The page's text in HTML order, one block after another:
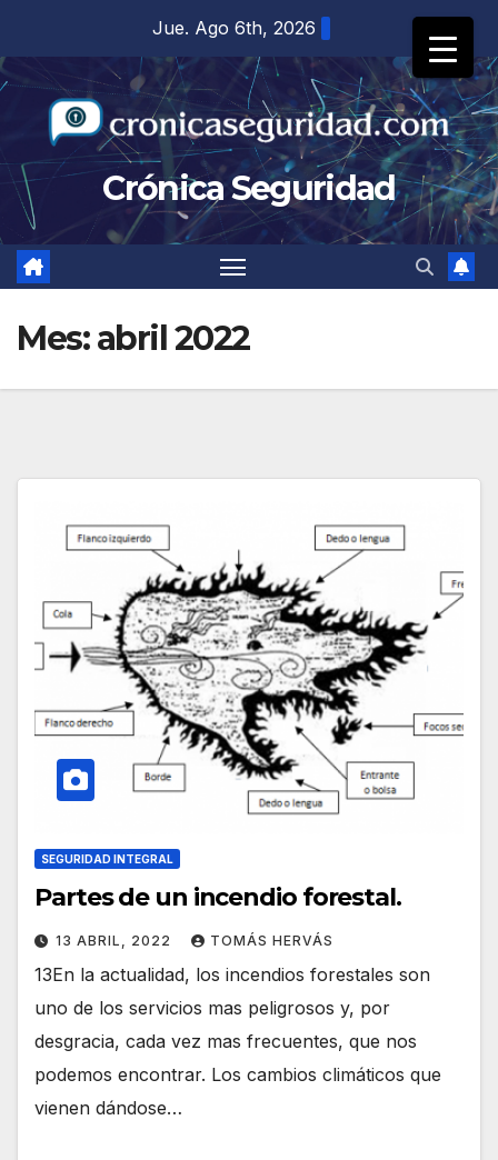
contenido
Jue. Ago 6th, 2026
Crónica Seguridad
Mes:abril 2022
SEGURIDAD INTEGRAL
Partes de un incendio forestal.
13 ABRIL, 2022 TOMÁS HERVÁS
13En la actualidad, los incendios forestales son
uno de los servicios mas peligrosos y, por
desgracia, cada vez mas frecuentes, que nos
podemos encontrar. Los cambios climáticos que
vienen dándose…